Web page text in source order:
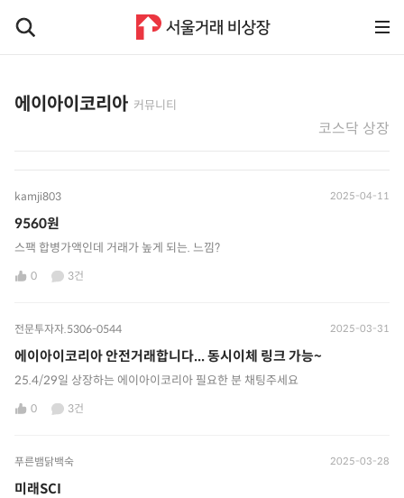
에이아이코리아 커뮤니티
코스닥 상장
kamji803 2025-04-11
9560원
스팩 합병가액인데 거래가 높게 되는. 느낌?
0 3건
전문투자자.5306-0544 2025-03-31
에이아이코리아 안전거래합니다... 동시이체 링크 가능~
25.4/29일 상장하는 에이아이코리아 필요한 분 채팅주세요
0 3건
푸른뱀닭백숙 2025-03-28
미래SCI